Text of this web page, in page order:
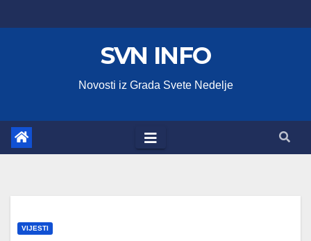
to
SVN INFO
Novosti iz Grada Svete Nedelje
VIJESTI